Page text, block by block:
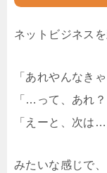
ネットビジネス
「あれやんなき
「…って、あれ
「えーと、次は…
みたいな感じで、